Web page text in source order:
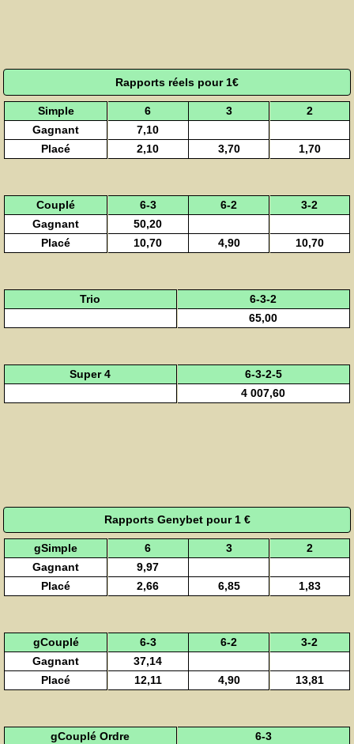
Rapports réels pour 1€
Simple 6 3
2
Gagnant
7,10
Placé
2,10 3,70 1,70
Couplé 6-3 6-2
3-2
Gagnant
50,20
Placé
10,70 4,90 10,70
Trio
6-3-2
65,00
Super 4
6-3-2-5
4 007,60
Rapports Genybet pour 1 €
gSimple 6 3
2
Gagnant
9,97
Placé
2,66 6,85 1,83
gCouplé 6-3 6-2
3-2
Gagnant
37,14
Placé
12,11 4,90 13,81
gCouplé Ordre
6-3